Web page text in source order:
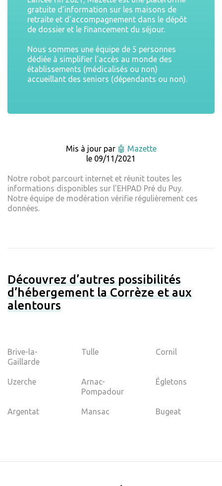
gratuite d'information sur les maisons de
retraite et d'accompagnement dans le dépôt
de dossier et le financement du séjour.
Nous sommes une équipe de 5 personnes
dédiée à simplifier l'accès au monde des
établissements (médicalisés ou non)
accueillant des seniors (dépendants ou non).
Mis à jour par 🤖 Mazette
le 09/11/2021
Notre robot parcourt internet et réunit toutes les
informations disponibles sur l'EHPAD Pré du Puy.
Notre équipe de modération vérifie régulièrement ces
données.
Découvrez d’autres possibilités
d’hébergement la Corrèze et aux
alentours
Brive-la-
Gaillarde
Tulle Cornil
Uzerche
Arnac-
Pompadour
Égletons
Argentat Mansac Bugeat